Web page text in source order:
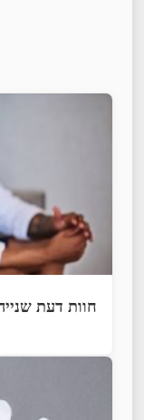
חוות דעת